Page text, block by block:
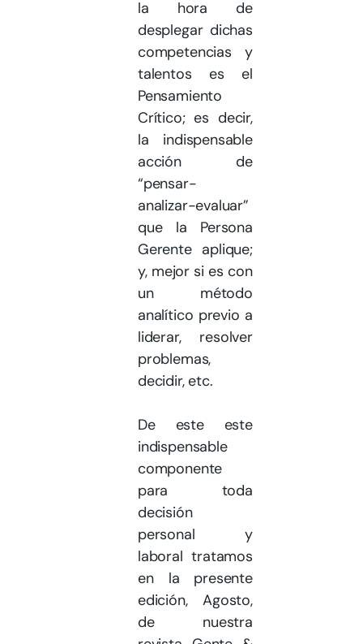
la hora de
desplegar dichas
competencias y
talentos es el
Pensamiento
Crítico; es decir,
la indispensable
acción de
“pensar-
analizar-evaluar”
que la Persona
Gerente aplique;
y, mejor si es con
un método
analítico previo a
liderar, resolver
problemas,
decidir, etc.
De este este
indispensable
componente
para toda
decisión
personal y
laboral tratamos
en la presente
edición, Agosto,
de nuestra